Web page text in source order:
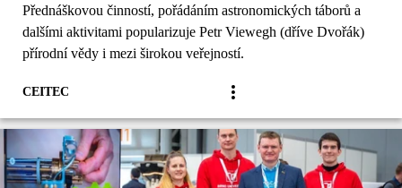
Přednáškovou činností, pořádáním astronomických táborů a
dalšími aktivitami popularizuje Petr Viewegh (dříve Dvořák)
přírodní vědy i mezi širokou veřejností.
CEITEC